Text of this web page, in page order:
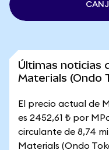
Últimas noticias
Materials (Ondo
El precio actual de
es 2452,61 ₺ por
circulante de 8,74
Materials (Ondo